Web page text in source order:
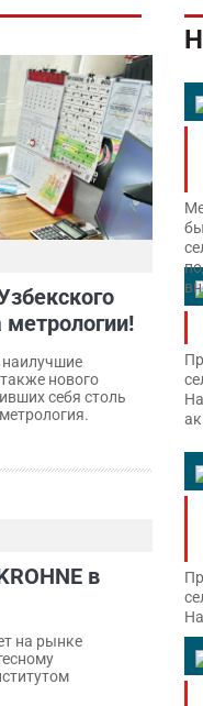
метрологии!
наилучшие
нового
себя столь
в
на рынке